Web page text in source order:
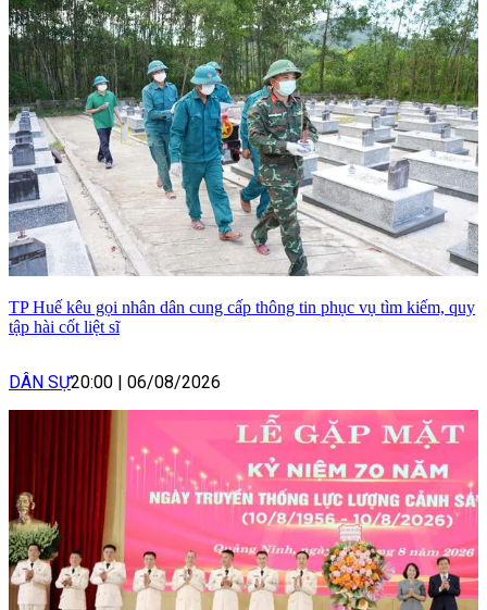
TP Huế kêu gọi nhân dân cung cấp thông tin phục vụ tìm kiếm, quy
tập hài cốt liệt sĩ
DÂN SỰ20:00 | 06/08/2026